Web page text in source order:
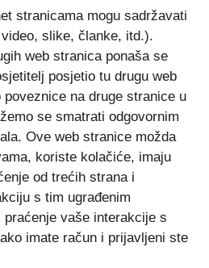
stranicama mogu sadržavati
slike, članke, itd.).
web stranica ponaša se
posjetio tu drugu web
na druge stranice u
se smatrati odgovornim
Ove web stranice možda
koriste kolačiće, imaju
od trećih strana i
s tim ugrađenim
vaše interakcije s
imate račun i prijavljeni ste